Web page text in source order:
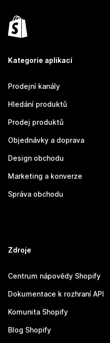
Kategorie aplikací
Prodejní kanály
Hledání produktů
Prodej produktů
Objednávky a doprava
Design obchodu
Marketing a konverze
Správa obchodu
Zdroje
Centrum nápovědy Shopify
Dokumentace k rozhraní API
Komunita Shopify
Blog Shopify